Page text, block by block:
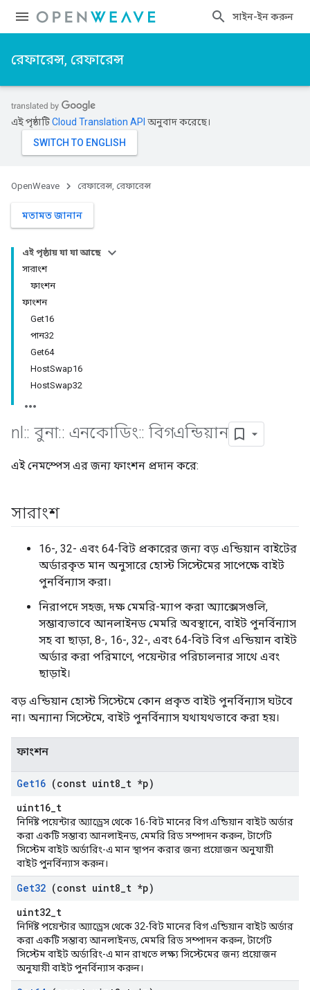
সাইন-ইন করুন
রেফারেন্স, রেফারেন্স
এই পৃষ্ঠাটিCloud Translation API অনুবাদ করেছে।
OpenWeave রেফারেন্স, রেফারেন্স
মতামত জানান
এই পৃষ্ঠায় যা যা আছে
সারাংশ
ফাংশন
ফাংশন
Get16
পান32
Get64
HostSwap16
HostSwap32
nl :: বুনা:: এনকোডিং:: বিগএন্ডিয়ান
এই নেমস্পেস এর জন্য ফাংশন প্রদান করে:
সারাংশ
16-, 32- এবং 64-বিট প্রকারের জন্য বড় এন্ডিয়ান বাইটের
অর্ডারকৃত মান অনুসারে হোস্ট সিস্টেমের সাপেক্ষে বাইট
পুনর্বিন্যাস করা।
নিরাপদে সহজ, দক্ষ মেমরি-ম্যাপ করা অ্যাক্সেসগুলি,
সম্ভাব্যভাবে আনলাইনড মেমরি অবস্থানে, বাইট পুনর্বিন্যাস
সহ বা ছাড়া, 8-, 16-, 32-, এবং 64-বিট বিগ এন্ডিয়ান বাইট
অর্ডার করা পরিমাণে, পয়েন্টার পরিচালনার সাথে এবং
ছাড়াই।
বড় এন্ডিয়ান হোস্ট সিস্টেমে কোন প্রকৃত বাইট পুনর্বিন্যাস ঘটবে
না। অন্যান্য সিস্টেমে, বাইট পুনর্বিন্যাস যথাযথভাবে করা হয়।
ফাংশন
Get16 (const uint8 t *p)
uint16_t
নির্দিষ্ট পয়েন্টার অ্যাড্রেস থেকে 16-বিট মানের বিগ এন্ডিয়ান বাইট অর্ডার
করা একটি সম্ভাব্য আনলাইনড, মেমরি রিড সম্পাদন করুন, টার্গেট
সিস্টেম বাইট অর্ডারিং-এ মান স্থাপন করার জন্য প্রয়োজন অনুযায়ী
বাইট পুনর্বিন্যাস করুন।
Get32 (const uint8 t *p)
uint32_t
নির্দিষ্ট পয়েন্টার অ্যাড্রেস থেকে 32-বিট মানের বিগ এন্ডিয়ান বাইট অর্ডার
করা একটি সম্ভাব্য আনলাইনড, মেমরি রিড সম্পাদন করুন, টার্গেট
সিস্টেম বাইট অর্ডারিং-এ মান রাখতে লক্ষ্য সিস্টেমের জন্য প্রয়োজন
অনুযায়ী বাইট পুনর্বিন্যাস করুন।